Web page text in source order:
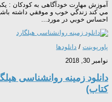
آموزش مهارت خودآگاهی به کودکان :
مي كند زندگي خوب و موفقي داشته
احساس خوبي در مورد...
پاورپوینت / دانلودها
نوامبر 30, 2018
کتاب)